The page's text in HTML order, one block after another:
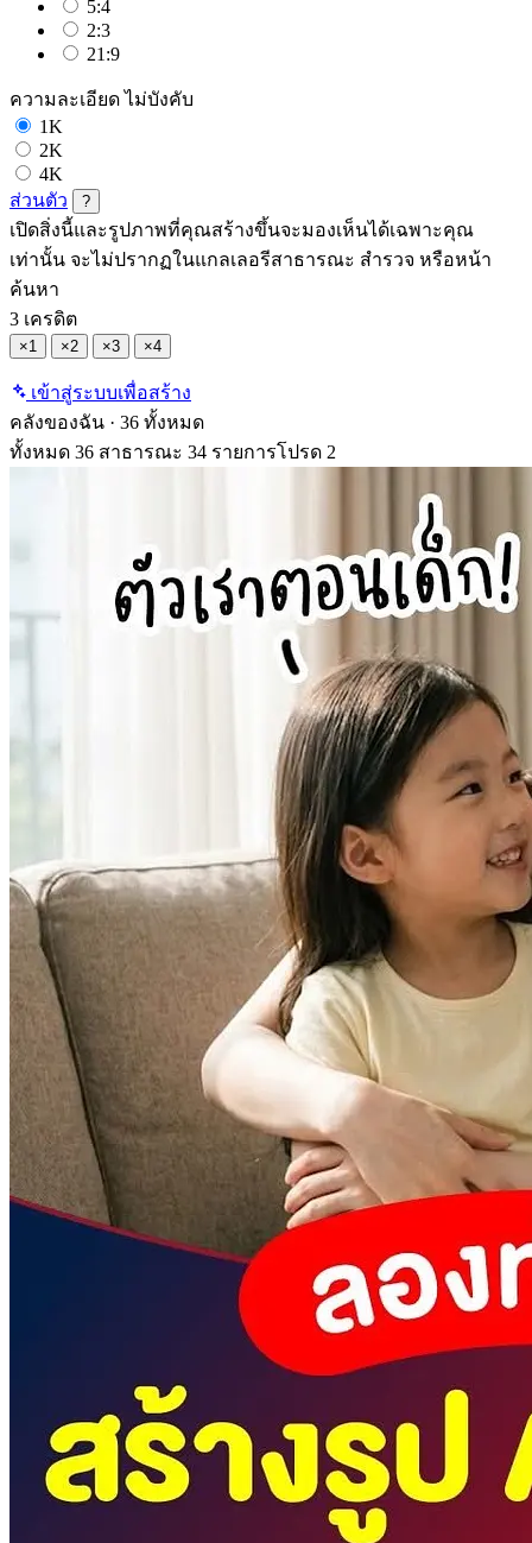
5:4
2:3
21:9
ความละเอียด ไม่บังคับ
1K
2K
4K
ส่วนตัว
?
เปิดสิ่งนี้และรูปภาพที่คุณสร้างขึ้นจะมองเห็นได้เฉพาะคุณ
เท่านั้น จะไม่ปรากฏในแกลเลอรีสาธารณะ สำรวจ หรือหน้า
ค้นหา
3 เครดิต
×1 ×2 ×3 ×4
เข้าสู่ระบบเพื่อสร้าง
คลังของฉัน · 36 ทั้งหมด
ทั้งหมด 36 สาธารณะ 34 รายการโปรด 2